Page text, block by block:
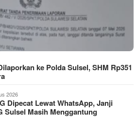
ke Polda Sulsel, SHM Rp351
2026
Dipecat Lewat WhatsApp, Janji
Sulsel Masih Menggantung